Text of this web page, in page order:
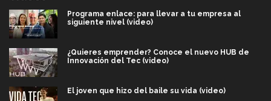
Programa enlace: para llevar a tu empresa al
siguiente nivel (video)
¿Quieres emprender? Conoce el nuevo HUB de
Innovación del Tec (video)
El joven que hizo del baile su vida (video)